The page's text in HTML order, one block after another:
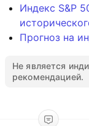
Индекс S&P
Прогноз на
Не является
рекомендацией.